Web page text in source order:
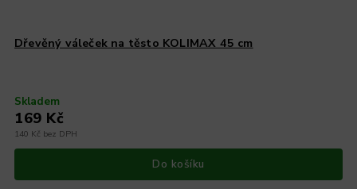
Dřevěný váleček na těsto KOLIMAX 45 cm
Skladem
140 Kč bez DPH
169 Kč
Do košíku